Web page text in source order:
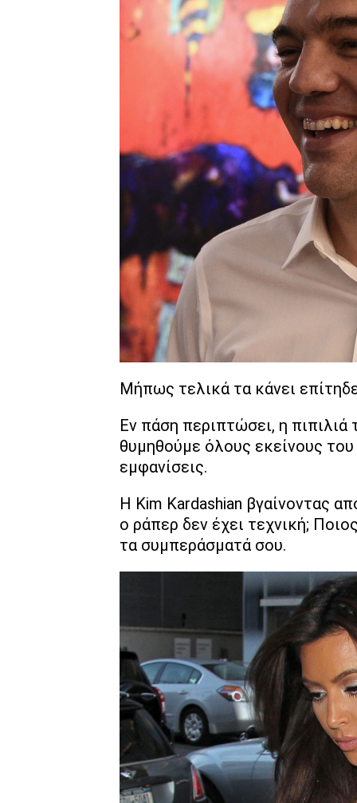
Μήπως τελικά τα κάνει
Εν πάση περιπτώσει, η
θυμηθούμε όλους εκείνους
εμφανίσεις.
Η Kim Kardashian βγαίνοντας
ο ράπερ δεν έχει τεχνική;
τα συμπεράσματά σου.